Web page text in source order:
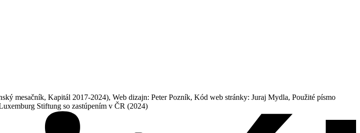
mesačník, Kapitál 2017-2024), Web dizajn: Peter Pozník, Kód web stránky: Juraj Mydla, Použité písmo
Stiftung so zastúpením v ČR (2024)